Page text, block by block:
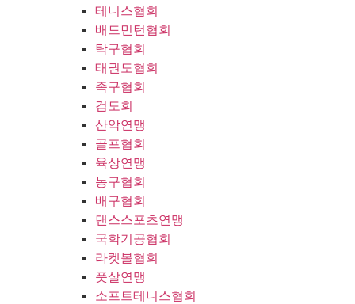
테니스협회
배드민턴협회
탁구협회
태권도협회
족구협회
검도회
산악연맹
골프협회
육상연맹
농구협회
배구협회
댄스스포츠연맹
국학기공협회
라켓볼협회
풋살연맹
소프트테니스협회